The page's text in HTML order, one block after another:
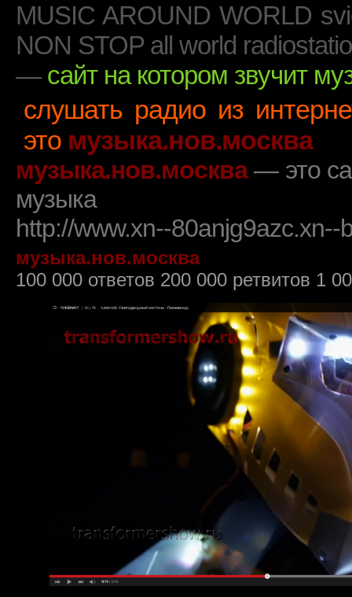
MUSIC AROUND WORLD
NON STOP all world
— сайт на котором звучит
слушать радио из
это музыка.нов.москва
музыка.нов.москва— это
музыка
http://www.xn--
музыка.нов.москва
100 000 ответов 200 000 ретвитов 1